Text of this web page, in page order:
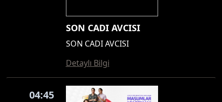
SON CADI AVCISI
SON CADI AVCISI
Detaylı Bilgi
04:45